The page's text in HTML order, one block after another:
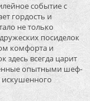
событие с
гордость и
не только
посиделок
комфорта и
здесь всегда царит
опытными шеф-